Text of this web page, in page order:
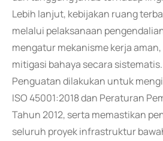
Lebih lanjut, kebijakan ruang
melalui pelaksanaan
mengatur mekanisme kerja
mitigasi bahaya secara sistematis.
Penguatan dilakukan untuk
ISO 45001:2018 dan Peraturan
Tahun 2012, serta memastikan
seluruh proyek infrastruktur